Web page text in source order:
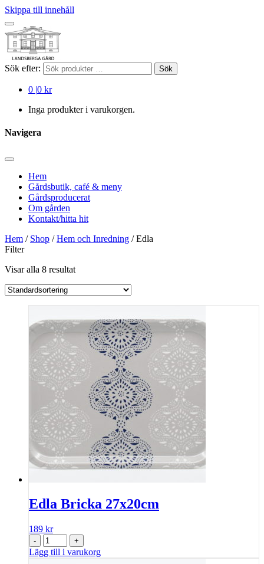
Skippa till innehåll
Sök efter: Sök
0 |0 kr
Inga produkter i varukorgen.
Navigera
Hem
Gårdsbutik, café & meny
Gårdsproducerat
Om gården
Kontakt/hitta hit
Hem / Shop /Hem och Inredning / Edla
Filter
Visar alla 8 resultat
Edla Bricka 27x20cm
189 kr
- +
Lägg till i varukorg